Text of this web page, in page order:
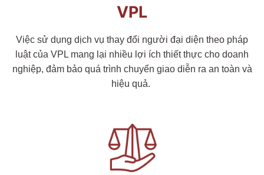
VPL
Việc sử dụng dịch vụ thay đổi người đại diện theo pháp
luật của VPL mang lại nhiều lợi ích thiết thực cho doanh
nghiệp, đảm bảo quá trình chuyển giao diễn ra an toàn và
hiệu quả.